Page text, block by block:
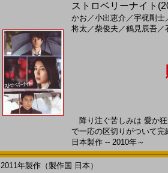
ストロベリーナイト
かお ／小出恵介 ／宇梶剛士
将太 ／柴俊夫 ／鶴見辰吾／
降り注ぐ苦しみは 愛か
で一応の区切りがついて
日本製作 -- 2010年～
2011年製作（製作国 日本）